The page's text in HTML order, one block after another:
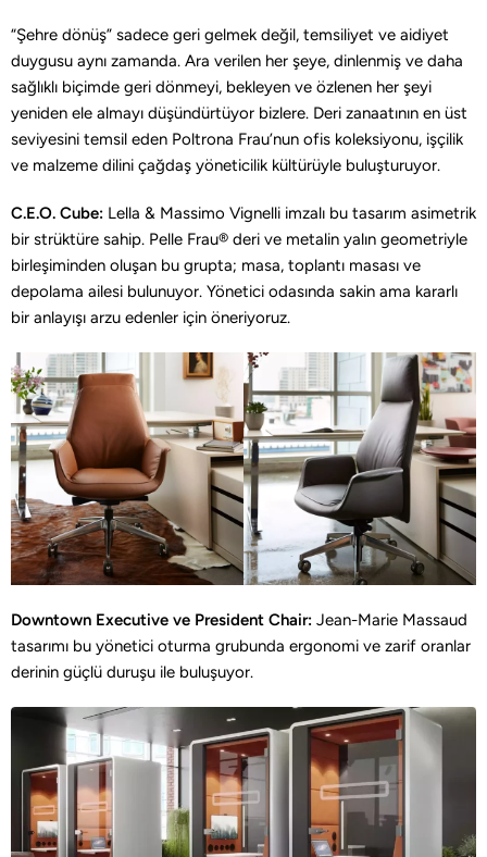
“Şehre dönüş” sadece geri gelmek değil, temsiliyet ve aidiyet
duygusu aynı zamanda. Ara verilen her şeye, dinlenmiş ve daha
sağlıklı biçimde geri dönmeyi, bekleyen ve özlenen her şeyi
yeniden ele almayı düşündürtüyor bizlere. Deri zanaatının en üst
seviyesini temsil eden Poltrona Frau’nun ofis koleksiyonu, işçilik
ve malzeme dilini çağdaş yöneticilik kültürüyle buluşturuyor.
C.E.O. Cube: Lella & Massimo Vignelli imzalı bu tasarım asimetrik
bir strüktüre sahip. Pelle Frau® deri ve metalin yalın geometriyle
birleşiminden oluşan bu grupta; masa, toplantı masası ve
depolama ailesi bulunuyor. Yönetici odasında sakin ama kararlı
bir anlayışı arzu edenler için öneriyoruz.
Downtown Executive ve President Chair: Jean-Marie Massaud
tasarımı bu yönetici oturma grubunda ergonomi ve zarif oranlar
derinin güçlü duruşu ile buluşuyor.